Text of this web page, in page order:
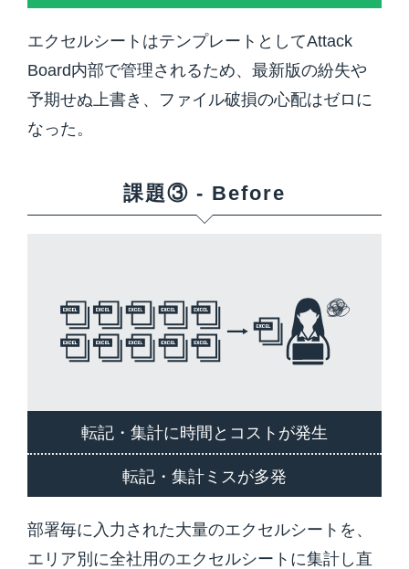
エクセルシートはテンプレートとしてAttack
Board内部で管理されるため、最新版の紛失や
予期せぬ上書き、ファイル破損の心配はゼロに
なった。
課題③ - Before
転記・集計に時間とコストが発生
転記・集計ミスが多発
部署毎に入力された大量のエクセルシートを、
エリア別に全社用のエクセルシートに集計し直